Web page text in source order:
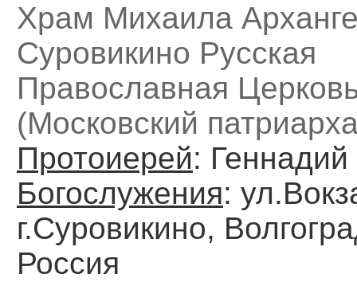
Храм Михаила
Суровикино Русская
Православная
(Московский
Протоиерей:
Богослужения:
г.Суровикино,
Россия